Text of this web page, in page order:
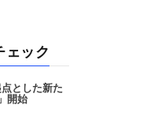
ェック
とした新た
開始